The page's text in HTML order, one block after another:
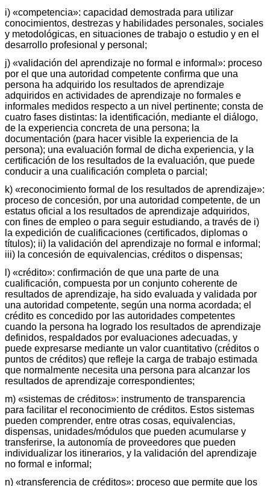
i) «competencia»: capacidad demostrada para utilizar
conocimientos, destrezas y habilidades personales, sociales
y metodológicas, en situaciones de trabajo o estudio y en el
desarrollo profesional y personal;
j) «validación del aprendizaje no formal e informal»: proceso
por el que una autoridad competente confirma que una
persona ha adquirido los resultados de aprendizaje
adquiridos en actividades de aprendizaje no formales e
informales medidos respecto a un nivel pertinente; consta de
cuatro fases distintas: la identificación, mediante el diálogo,
de la experiencia concreta de una persona; la
documentación (para hacer visible la experiencia de la
persona); una evaluación formal de dicha experiencia, y la
certificación de los resultados de la evaluación, que puede
conducir a una cualificación completa o parcial;
k) «reconocimiento formal de los resultados de aprendizaje»:
proceso de concesión, por una autoridad competente, de un
estatus oficial a los resultados de aprendizaje adquiridos,
con fines de empleo o para seguir estudiando, a través de i)
la expedición de cualificaciones (certificados, diplomas o
títulos); ii) la validación del aprendizaje no formal e informal;
iii) la concesión de equivalencias, créditos o dispensas;
l) «crédito»: confirmación de que una parte de una
cualificación, compuesta por un conjunto coherente de
resultados de aprendizaje, ha sido evaluada y validada por
una autoridad competente, según una norma acordada; el
crédito es concedido por las autoridades competentes
cuando la persona ha logrado los resultados de aprendizaje
definidos, respaldados por evaluaciones adecuadas, y
puede expresarse mediante un valor cuantitativo (créditos o
puntos de créditos) que refleje la carga de trabajo estimada
que normalmente necesita una persona para alcanzar los
resultados de aprendizaje correspondientes;
m) «sistemas de créditos»: instrumento de transparencia
para facilitar el reconocimiento de créditos. Estos sistemas
pueden comprender, entre otras cosas, equivalencias,
dispensas, unidades/módulos que pueden acumularse y
transferirse, la autonomía de proveedores que pueden
individualizar los itinerarios, y la validación del aprendizaje
no formal e informal;
n) «transferencia de créditos»: proceso que permite que los